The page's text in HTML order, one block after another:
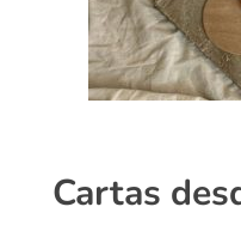
Cartas